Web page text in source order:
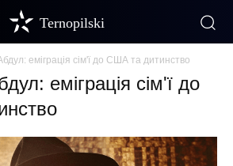
Ternopilski
еміграція сім'ї до США та дитинство
еміграція сім'ї до